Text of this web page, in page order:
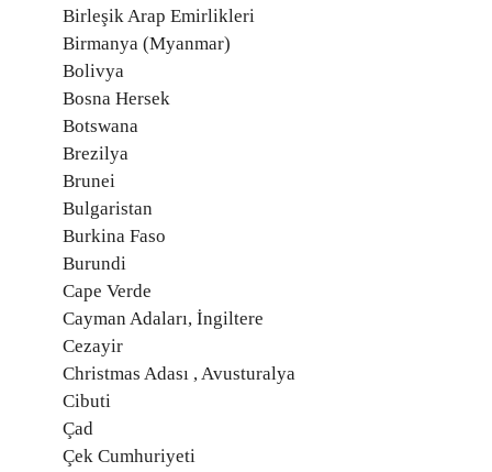
Birleşik Arap Emirlikleri
Birmanya (Myanmar)
Bolivya
Bosna Hersek
Botswana
Brezilya
Brunei
Bulgaristan
Burkina Faso
Burundi
Cape Verde
Cayman Adaları, İngiltere
Cezayir
Christmas Adası , Avusturalya
Cibuti
Çad
Çek Cumhuriyeti